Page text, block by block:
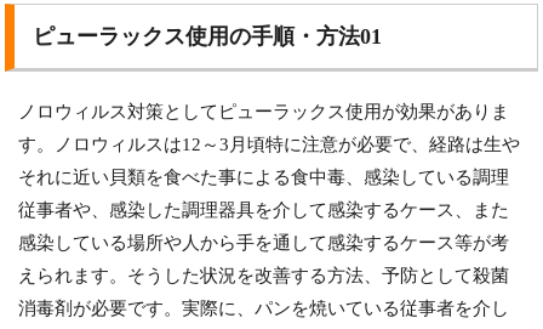
ピューラックス使用の手順・方法01
ノロウィルス対策としてピューラックス使用が効果がありま
す。ノロウィルスは12～3月頃特に注意が必要で、経路は生や
それに近い貝類を食べた事による食中毒、感染している調理
従事者や、感染した調理器具を介して感染するケース、また
感染している場所や人から手を通して感染するケース等が考
えられます。そうした状況を改善する方法、予防として殺菌
消毒剤が必要です。実際に、パンを焼いている従事者を介し